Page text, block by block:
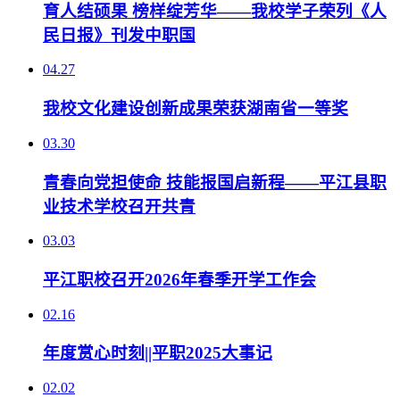
育人结硕果 榜样绽芳华——我校学子荣列《人
民日报》刊发中职国
04.27
我校文化建设创新成果荣获湖南省一等奖
03.30
青春向党担使命 技能报国启新程——平江县职
业技术学校召开共青
03.03
平江职校召开2026年春季开学工作会
02.16
年度赏心时刻||平职2025大事记
02.02